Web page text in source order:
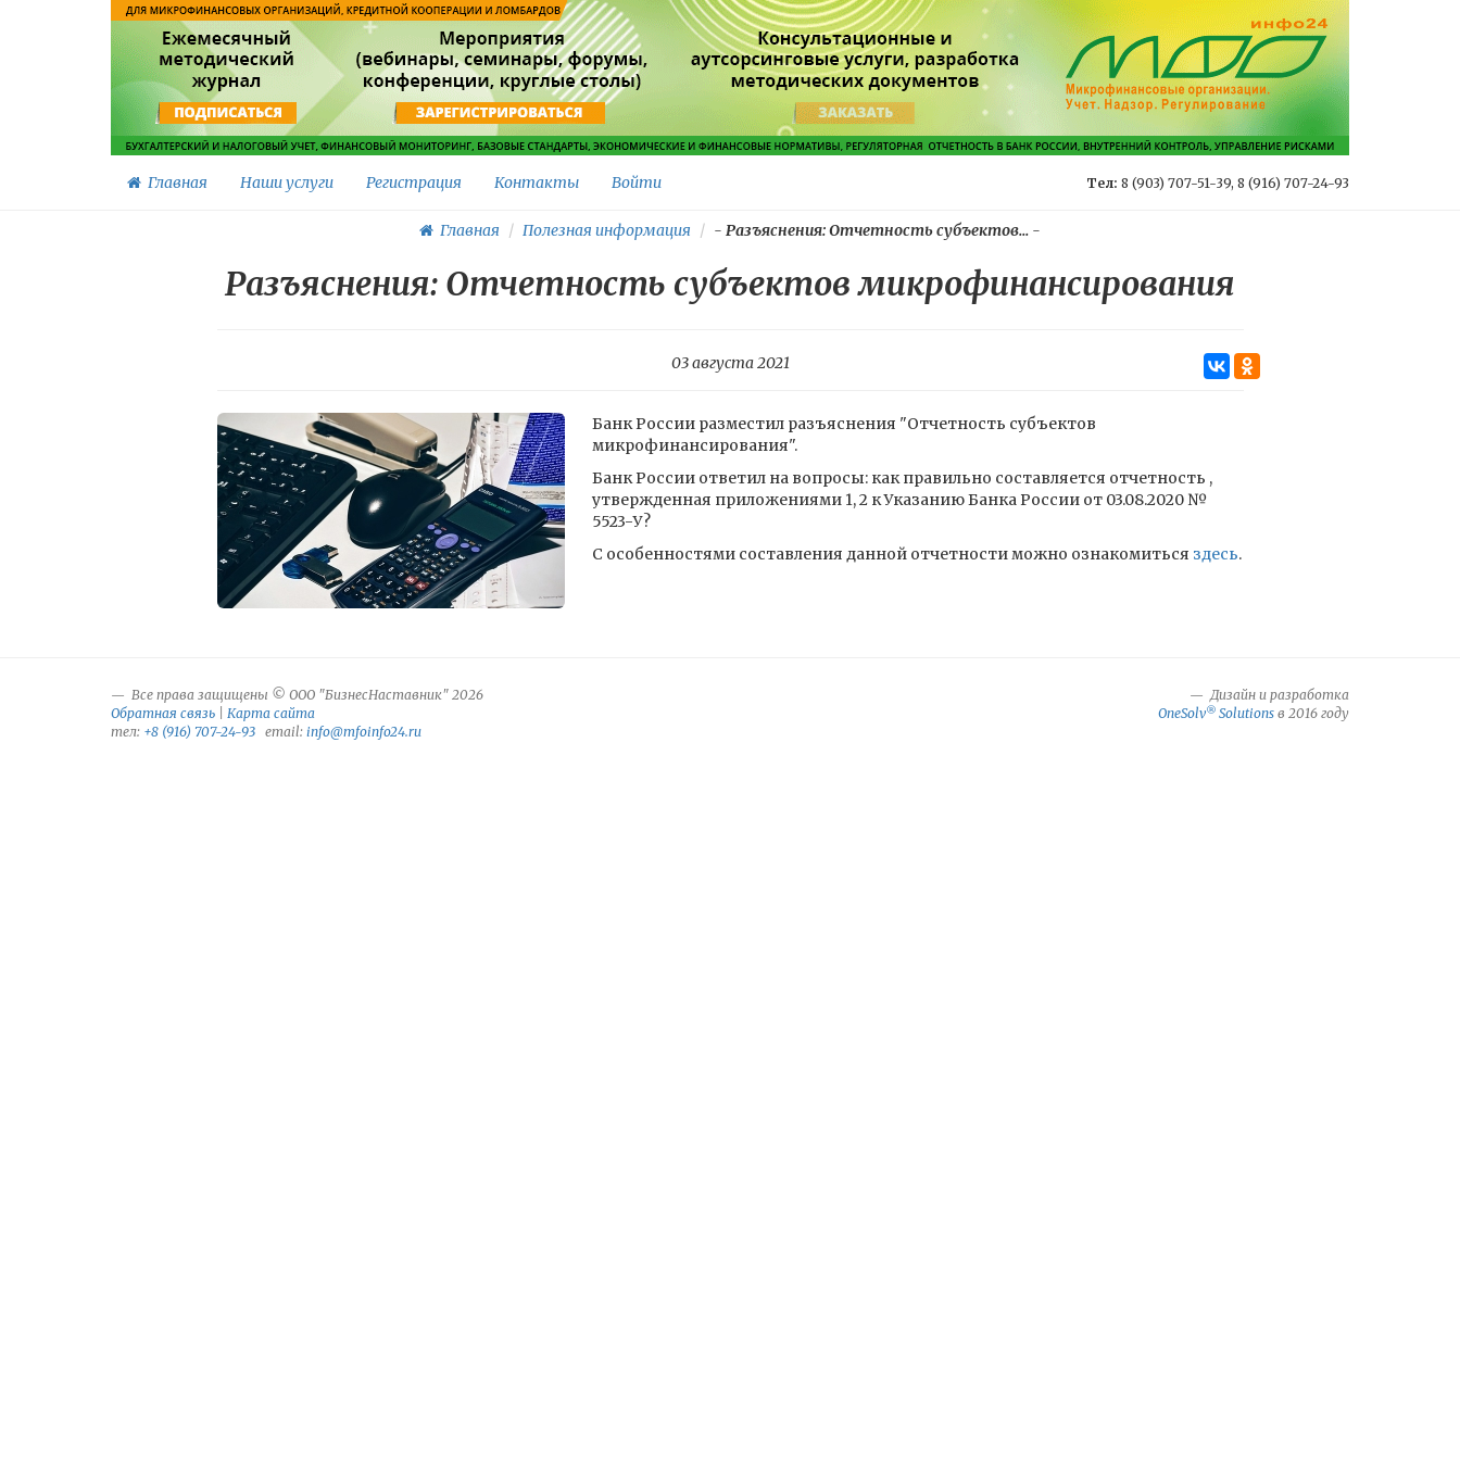
Главная Наши услуги Регистрация Контакты Войти Тел: 8 (903) 707-51-39, 8 (916) 707-24-93
Главная Полезная информация - Разъяснения: Отчетность субъектов... -
Разъяснения: Отчетность субъектов микрофинансирования
03 августа 2021
Банк России разместил разъяснения "Отчетность субъектов
микрофинансирования".
Банк России ответил на вопросы: как правильно составляется отчетность ,
утвержденная приложениями 1, 2 к Указанию Банка России от 03.08.2020 №
5523-У?
С особенностями составления данной отчетности можно ознакомиться здесь.
Все права защищены © ООО "БизнесНаставник" 2026
Обратная связь
Карта сайта
тел: +8 (916) 707-24-93 email: info@mfoinfo24.ru
Дизайн и разработка
OneSolv® Solutions в 2016 году